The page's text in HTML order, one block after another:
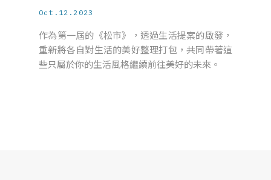
Oct.12.2023
作為第一屆的《松市》，透過生活提案的啟發，
重新將各自對生活的美好整理打包，共同帶著這
些只屬於你的生活風格繼續前往美好的未來。